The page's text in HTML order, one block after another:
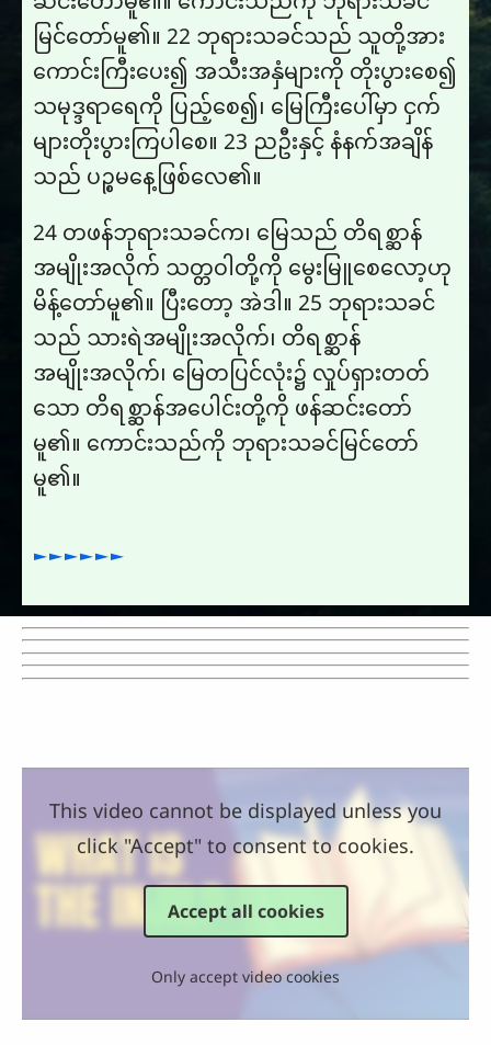
မြင်တော်မူ၏။ 22 ဘုရားသခင်သည် သူတို့အား
ကောင်းကြီးပေး၍ အသီးအနှံများကို တိုးပွားစေ၍
သမုဒ္ဒရာရေကို ပြည့်စေ၍၊ မြေကြီးပေါ်မှာ ငှက်
များတိုးပွားကြပါစေ။ 23 ညဦးနှင့် နံနက်အချိန်
သည် ပဉ္စမနေ့ဖြစ်လေ၏။
24 တဖန်ဘုရားသခင်က၊ မြေသည် တိရစ္ဆာန်
အမျိုးအလိုက် သတ္တဝါတို့ကို မွေးမြူစေလော့ဟု
မိန့်တော်မူ၏။ ပြီးတော့ အဲဒါ။ 25 ဘုရားသခင်
သည် သားရဲအမျိုးအလိုက်၊ တိရစ္ဆာန်
အမျိုးအလိုက်၊ မြေတပြင်လုံး၌ လှုပ်ရှားတတ်
သော တိရစ္ဆာန်အပေါင်းတို့ကို ဖန်ဆင်းတော်
မူ၏။ ကောင်းသည်ကို ဘုရားသခင်မြင်တော်
မူ၏။
►►►►►►
This video cannot be displayed unless you
click "Accept" to consent to cookies.
Accept all cookies
Only accept video cookies